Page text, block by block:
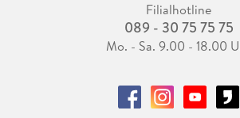
Filialhotline
089 - 30 75 75 75
Mo. - Sa. 9.00 - 18.00